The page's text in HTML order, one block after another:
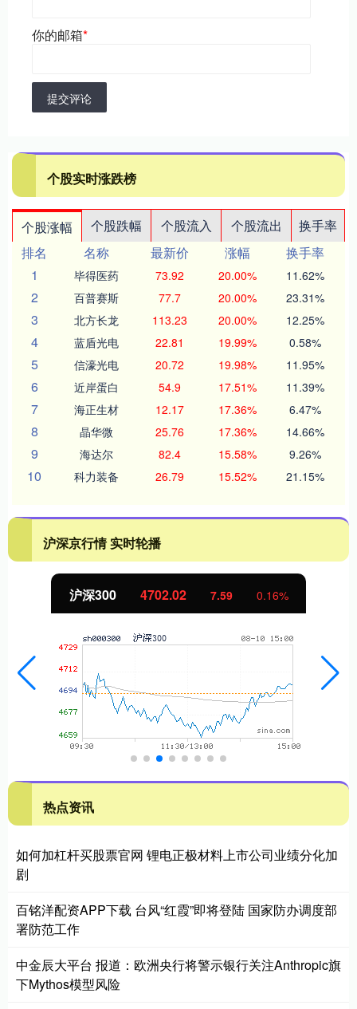
你的邮箱*
提交评论
个股实时涨跌榜
个股涨幅 个股跌幅 个股流入 个股流出
换手率
排名
名称 最新价 涨幅
换手率
1
毕得医药 73.92 20.00% 11.62%
2 百普赛斯 77.7 20.00% 23.31%
3 北方长龙 113.23 20.00% 12.25%
4 蓝盾光电 22.81 19.99% 0.58%
5 信濠光电 20.72 19.98% 11.95%
6 近岸蛋白 54.9 17.51% 11.39%
7 海正生材 12.17 17.36% 6.47%
8 晶华微 25.76 17.36% 14.66%
9 海达尔 82.4 15.58% 9.26%
10 科力装备 26.79 15.52% 21.15%
沪深京行情 实时轮播
北证50 1122.88 -11.37 -1.00%
热点资讯
如何加杠杆买股票官网 锂电正极材料上市公司业绩分化加
剧
百铭洋配资APP下载 台风“红霞”即将登陆 国家防办调度部
署防范工作
中金辰大平台 报道：欧洲央行将警示银行关注Anthropic旗
下Mythos模型风险